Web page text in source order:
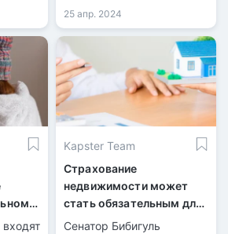
Khan
выделить квартиры
пострадавшим от
наводнений в течение
пяти месяцев.
25 апр. 2024
Kapster Team
Страхование
недвижимости может
стать обязательным для
казахстанцев
Сенатор Бибигуль